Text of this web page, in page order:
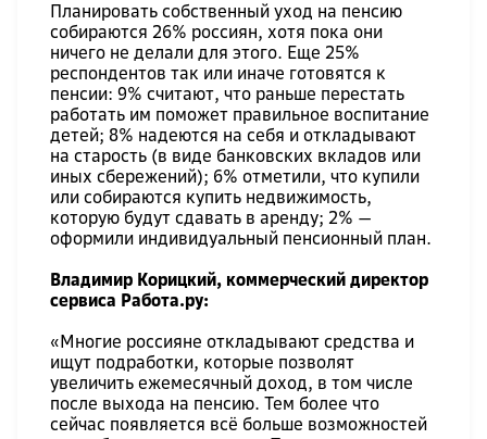
Планировать собственный уход на пенсию
собираются 26% россиян, хотя пока они
ничего не делали для этого. Еще 25%
респондентов так или иначе готовятся к
пенсии: 9% считают, что раньше перестать
работать им поможет правильное воспитание
детей; 8% надеются на себя и откладывают
на старость (в виде банковских вкладов или
иных сбережений); 6% отметили, что купили
или собираются купить недвижимость,
которую будут сдавать в аренду; 2% —
оформили индивидуальный пенсионный план.
Владимир Корицкий, коммерческий директор
сервиса Работа.ру:
«Многие россияне откладывают средства и
ищут подработки, которые позволят
увеличить ежемесячный доход, в том числе
после выхода на пенсию. Тем более что
сейчас появляется всё больше возможностей